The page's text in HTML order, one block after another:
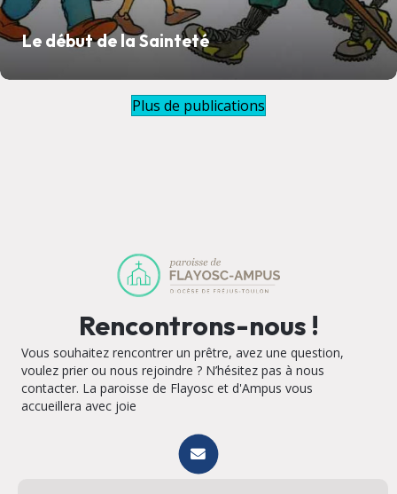
Le début de la Sainteté
Plus de publications
Rencontrons-nous !
Vous souhaitez rencontrer un prêtre, avez une question,
voulez prier ou nous rejoindre ? N’hésitez pas à nous
contacter. La paroisse de Flayosc et d'Ampus vous
accueillera avec joie